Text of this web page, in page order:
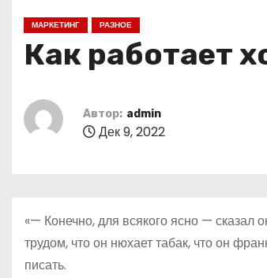
МАРКЕТИНГ РАЗНОЕ
Как работает
Автор: admin
Дек 9, 2022
«— Конечно, для всякого ясно —
трудом, что он нюхает табак, что он
писать.